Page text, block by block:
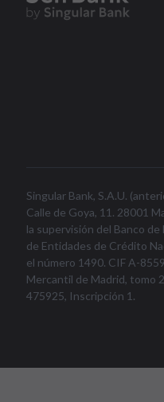
Singular Bank, S.A.U.
Calle de Goya, 11. 28001
la supervisión del Banco
de Entidades de Crédito
el número 1490. CIF A-
Mercantil de Madrid, tomo
475925, Inscripción 1.